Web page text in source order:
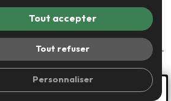
de confidentialité
Tout accepter
Tout refuser
Personnaliser